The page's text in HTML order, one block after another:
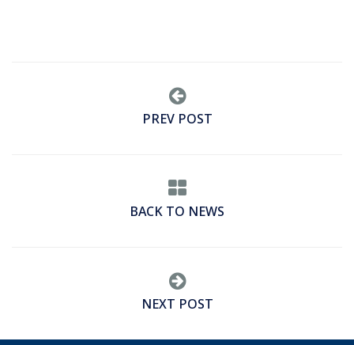
PREV POST
BACK TO NEWS
NEXT POST